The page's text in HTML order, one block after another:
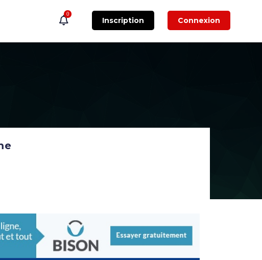
0
Inscription Connexion